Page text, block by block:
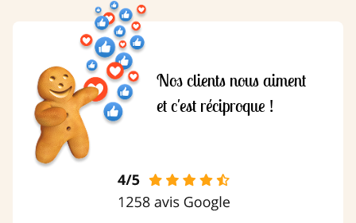
Nos clients nous aiment
et c'est réciproque !